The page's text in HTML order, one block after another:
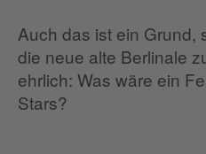
Auch das ist ein Grund,
die neue alte Berlinale
ehrlich: Was wäre ein
Stars?